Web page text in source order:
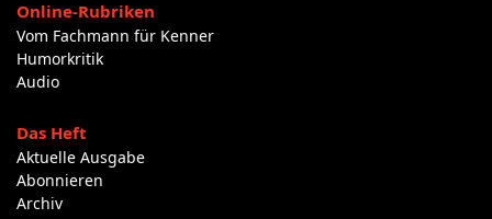
Online-Rubriken
Vom Fachmann für Kenner
Humorkritik
Audio
Das Heft
Aktuelle Ausgabe
Abonnieren
Archiv